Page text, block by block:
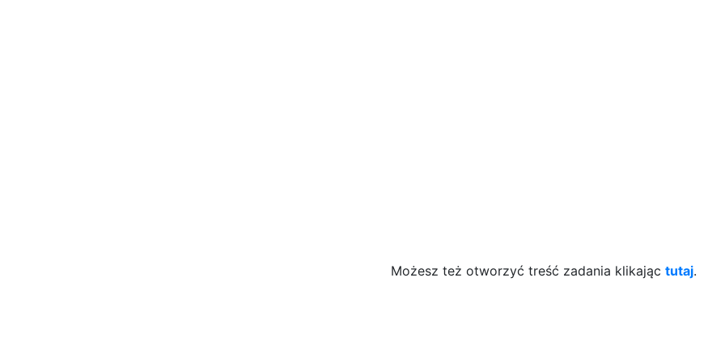
Możesz też otworzyć treść zadania klikając tutaj.